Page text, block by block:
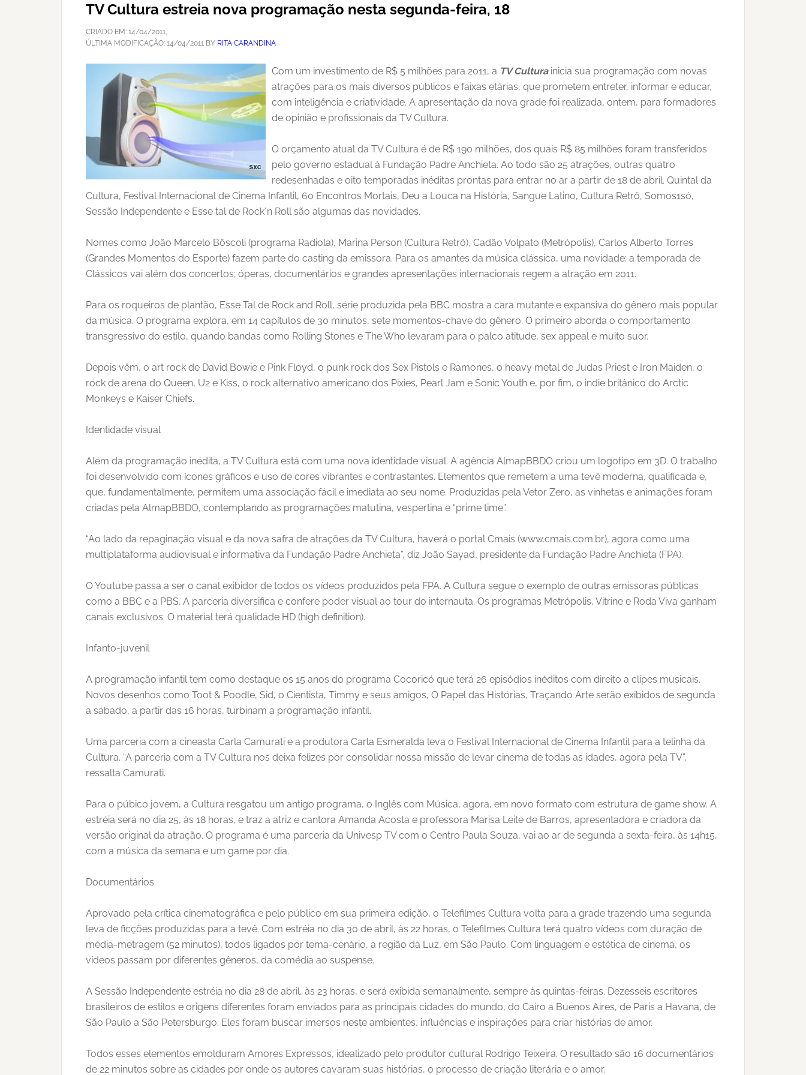
TV Cultura estreia nova programação nesta segunda-feira, 18
CRIADO EM: 14/04/2011,
ÚLTIMA MODIFICAÇÃO: 14/04/2011 BY RITA CARANDINA
Com um investimento de R$ 5 milhões para 2011, a TV Culturainicia sua programação com novas
atrações para os mais diversos públicos e faixas etárias, que prometem entreter, informar e educar,
com inteligência e criatividade. A apresentação da nova grade foi realizada, ontem, para formadores
de opinião e profissionais da TV Cultura.
O orçamento atual da TV Cultura é de R$ 190 milhões, dos quais R$ 85 milhões foram transferidos
pelo governo estadual à Fundação Padre Anchieta. Ao todo são 25 atrações, outras quatro
redesenhadas e oito temporadas inéditas prontas para entrar no ar a partir de 18 de abril. Quintal da
Cultura, Festival Internacional de Cinema Infantil, 60 Encontros Mortais, Deu a Louca na História, Sangue Latino, Cultura Retrô, Somos1só,
Sessão Independente e Esse tal de Rock´n Roll são algumas das novidades.
Nomes como João Marcelo Bôscoli (programa Radiola), Marina Person (Cultura Retrô), Cadão Volpato (Metrópolis), Carlos Alberto Torres
(Grandes Momentos do Esporte) fazem parte do casting da emissora. Para os amantes da música clássica, uma novidade: a temporada de
Clássicos vai além dos concertos; óperas, documentários e grandes apresentações internacionais regem a atração em 2011.
Para os roqueiros de plantão, Esse Tal de Rock and Roll, série produzida pela BBC mostra a cara mutante e expansiva do gênero mais popular
da música. O programa explora, em 14 capítulos de 30 minutos, sete momentos-chave do gênero. O primeiro aborda o comportamento
transgressivo do estilo, quando bandas como Rolling Stones e The Who levaram para o palco atitude, sex appeal e muito suor.
Depois vêm, o art rock de David Bowie e Pink Floyd, o punk rock dos Sex Pistols e Ramones, o heavy metal de Judas Priest e Iron Maiden, o
rock de arena do Queen, U2 e Kiss, o rock alternativo americano dos Pixies, Pearl Jam e Sonic Youth e, por fim, o indie britânico do Arctic
Monkeys e Kaiser Chiefs.
Identidade visual
Além da programação inédita, a TV Cultura está com uma nova identidade visual. A agência AlmapBBDO criou um logotipo em 3D. O trabalho
foi desenvolvido com ícones gráficos e uso de cores vibrantes e contrastantes. Elementos que remetem a uma tevê moderna, qualificada e,
que, fundamentalmente, permitem uma associação fácil e imediata ao seu nome. Produzidas pela Vetor Zero, as vinhetas e animações foram
criadas pela AlmapBBDO, contemplando as programações matutina, vespertina e “prime time”.
“Ao lado da repaginação visual e da nova safra de atrações da TV Cultura, haverá o portal Cmais (www.cmais.com.br), agora como uma
multiplataforma audiovisual e informativa da Fundação Padre Anchieta”, diz João Sayad, presidente da Fundação Padre Anchieta (FPA).
O Youtube passa a ser o canal exibidor de todos os vídeos produzidos pela FPA. A Cultura segue o exemplo de outras emissoras públicas
como a BBC e a PBS. A parceria diversifica e confere poder visual ao tour do internauta. Os programas Metrópolis, Vitrine e Roda Viva ganham
canais exclusivos. O material terá qualidade HD (high definition).
Infanto-juvenil
A programação infantil tem como destaque os 15 anos do programa Cocoricó que terá 26 episódios inéditos com direito a clipes musicais.
Novos desenhos como Toot & Poodle, Sid, o Cientista, Timmy e seus amigos, O Papel das Histórias, Traçando Arte serão exibidos de segunda
a sábado, a partir das 16 horas, turbinam a programação infantil.
Uma parceria com a cineasta Carla Camurati e a produtora Carla Esmeralda leva o Festival Internacional de Cinema Infantil para a telinha da
Cultura. “A parceria com a TV Cultura nos deixa felizes por consolidar nossa missão de levar cinema de todas as idades, agora pela TV”,
ressalta Camurati.
Para o púbico jovem, a Cultura resgatou um antigo programa, o Inglês com Música, agora, em novo formato com estrutura de game show. A
estréia será no dia 25, às 18 horas, e traz a atriz e cantora Amanda Acosta e professora Marisa Leite de Barros, apresentadora e criadora da
versão original da atração. O programa é uma parceria da Univesp TV com o Centro Paula Souza, vai ao ar de segunda a sexta-feira, às 14h15,
com a música da semana e um game por dia.
Documentários
Aprovado pela crítica cinematográfica e pelo público em sua primeira edição, o Telefilmes Cultura volta para a grade trazendo uma segunda
leva de ficções produzidas para a tevê. Com estréia no dia 30 de abril, às 22 horas, o Telefilmes Cultura terá quatro vídeos com duração de
média-metragem (52 minutos), todos ligados por tema-cenário, a região da Luz, em São Paulo. Com linguagem e estética de cinema, os
vídeos passam por diferentes gêneros, da comédia ao suspense.
A Sessão Independente estréia no dia 28 de abril, às 23 horas, e será exibida semanalmente, sempre às quintas-feiras. Dezesseis escritores
brasileiros de estilos e origens diferentes foram enviados para as principais cidades do mundo, do Cairo a Buenos Aires, de Paris a Havana, de
São Paulo a São Petersburgo. Eles foram buscar imersos neste ambientes, influências e inspirações para criar histórias de amor.
Todos esses elementos emolduram Amores Expressos, idealizado pelo produtor cultural Rodrigo Teixeira. O resultado são 16 documentários
de 22 minutos sobre as cidades por onde os autores cavaram suas histórias, o processo de criação literária e o amor.